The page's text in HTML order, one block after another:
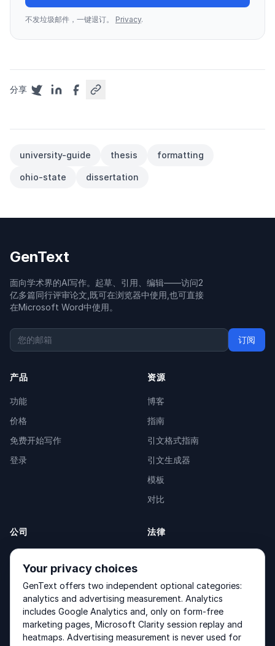
不发垃圾邮件，一键退订。 Privacy.
分享
university-guide thesis formatting
ohio-state dissertation
GenText
面向学术界的AI写作。起草、引用、编辑——访问2
亿多篇同行评审论文,既可在浏览器中使用,也可直接
在Microsoft Word中使用。
订阅
产品
功能
价格
免费开始写作
登录
资源
博客
指南
引文格式指南
引文生成器
模板
对比
公司
关于我们
联系我们
产品
法律
Terms of Service
Other products by GenText Group:LexDraft· MentalNote
Your privacy choices
GenText offers two independent optional categories:
analytics and advertising measurement. Analytics
includes Google Analytics and, only on form-free
marketing pages, Microsoft Clarity session replay and
heatmaps. Advertising measurement is never used for